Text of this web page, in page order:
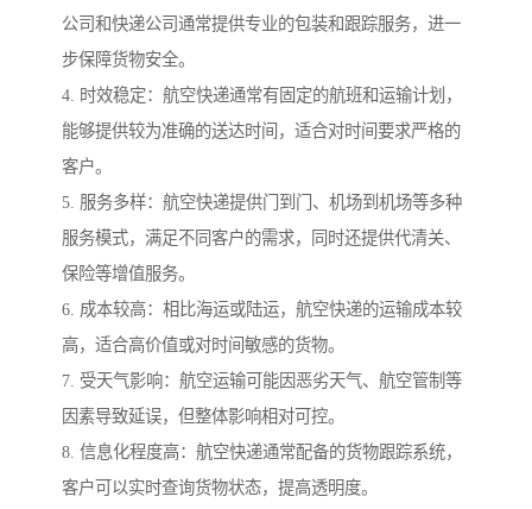
公司和快递公司通常提供专业的包装和跟踪服务，进一
步保障货物安全。
4. 时效稳定：航空快递通常有固定的航班和运输计划，
能够提供较为准确的送达时间，适合对时间要求严格的
客户。
5. 服务多样：航空快递提供门到门、机场到机场等多种
服务模式，满足不同客户的需求，同时还提供代清关、
保险等增值服务。
6. 成本较高：相比海运或陆运，航空快递的运输成本较
高，适合高价值或对时间敏感的货物。
7. 受天气影响：航空运输可能因恶劣天气、航空管制等
因素导致延误，但整体影响相对可控。
8. 信息化程度高：航空快递通常配备的货物跟踪系统，
客户可以实时查询货物状态，提高透明度。